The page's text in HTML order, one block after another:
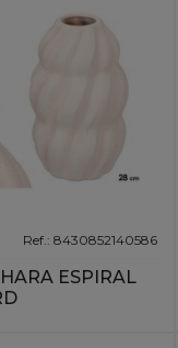
Ref.: 8430852140586
ESPIRAL